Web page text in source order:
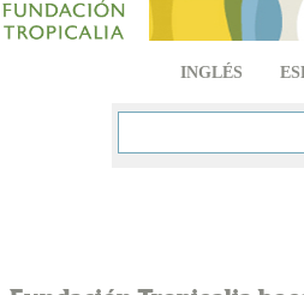
INGLÉS